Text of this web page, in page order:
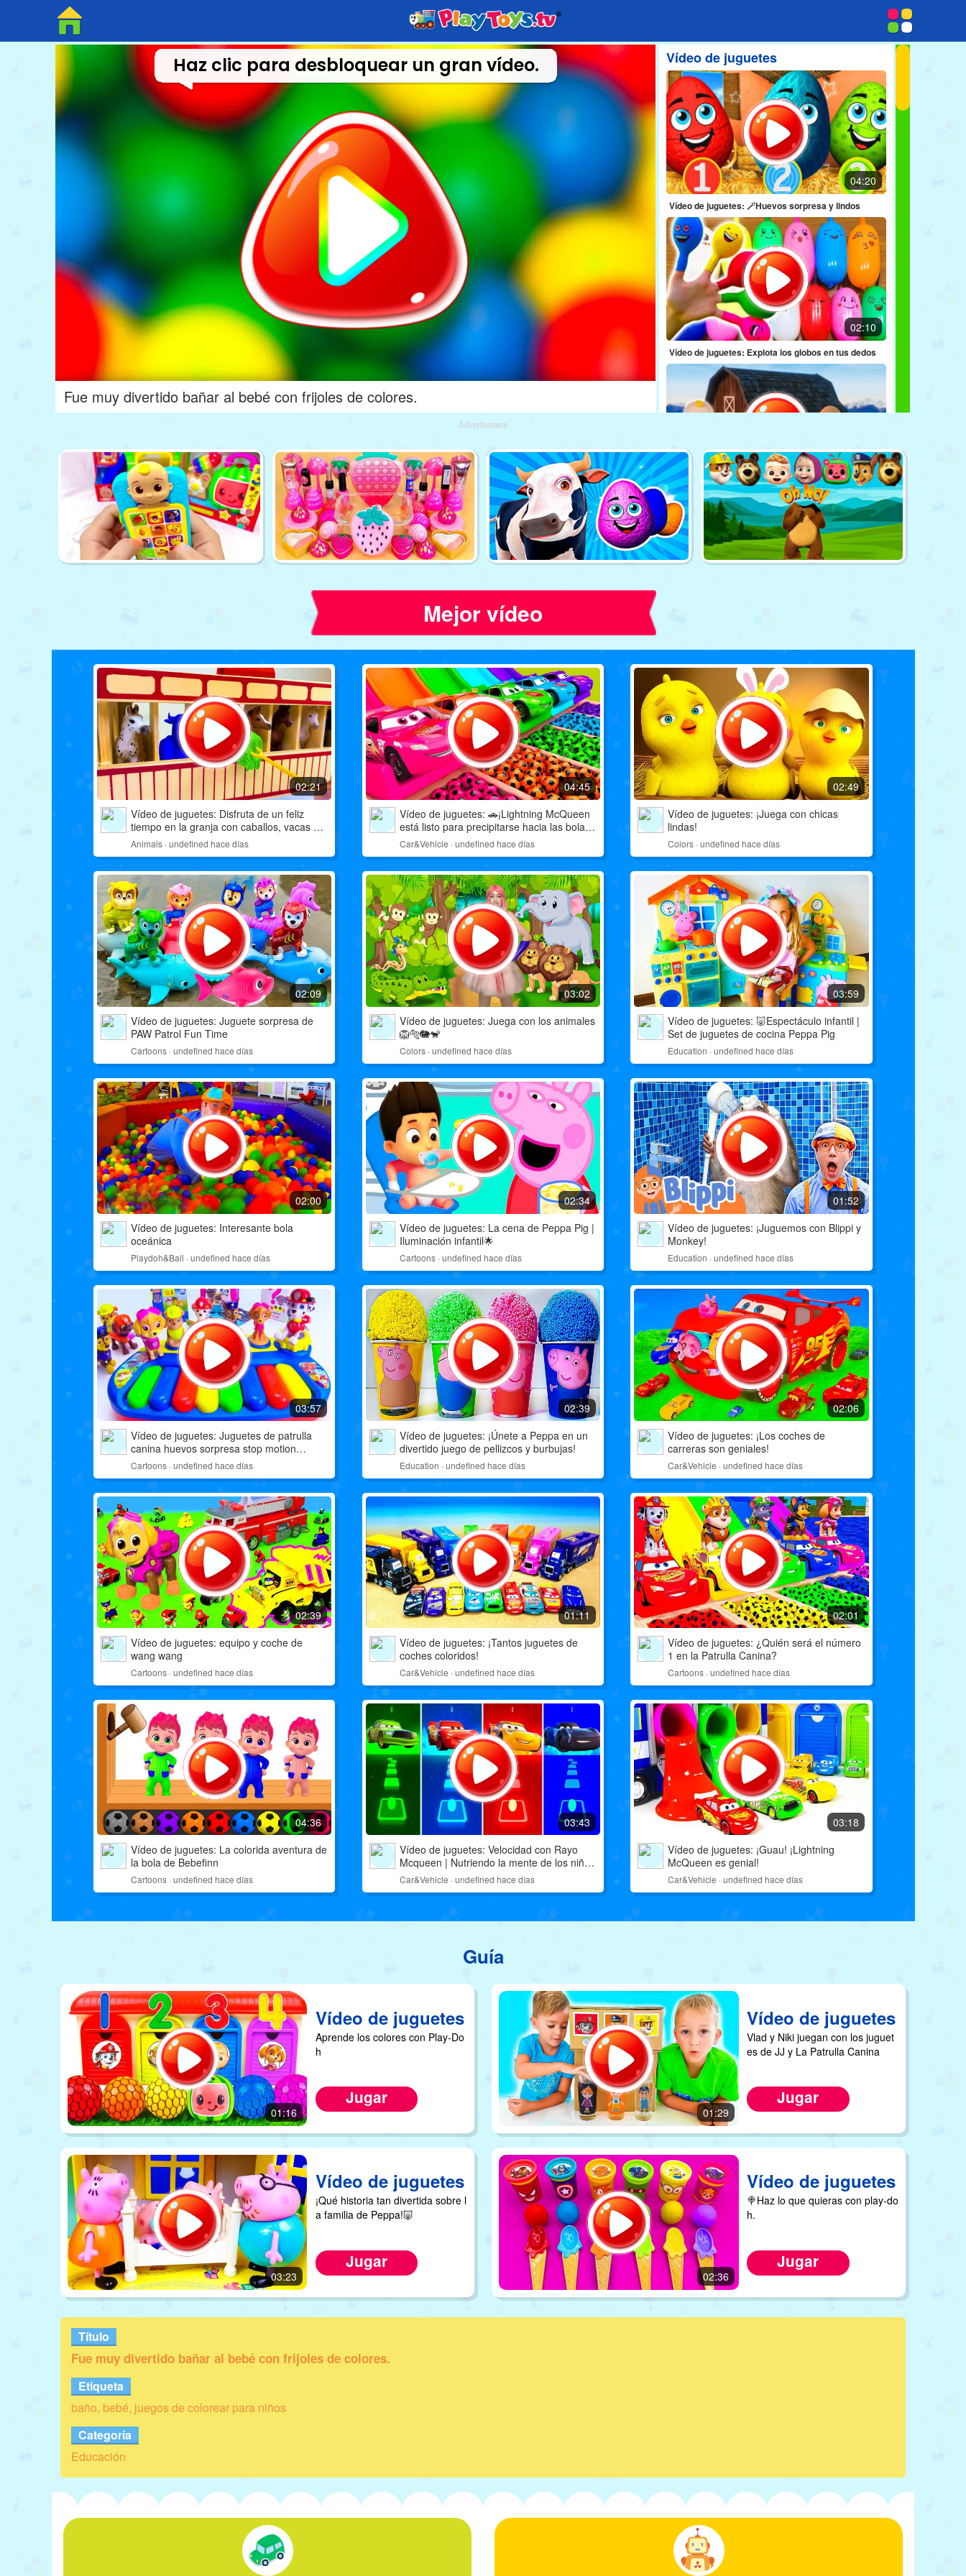
Haz clic para desbloquear un gran vídeo.
Fue muy divertido bañar al bebé con frijoles de colores.
Vídeo de juguetes
04:20
Vídeo de juguetes: 🪄Huevos sorpresa y lindos
02:10
Vídeo de juguetes: Explota los globos en tus dedos
02:26
Vídeo de juguetes: ¡Abre el Superise Egg con JJ!
cargando 02:24
cargando
cargando 01:48
Vídeo de juguetes: Máscara de pijama genial y juguetes de plastilina
cargando 03:25
cargando 03:36
cargando 03:33
Advertisement
Mejor vídeo
02:21
Vídeo de juguetes: Disfruta de un feliz
tiempo en la granja con caballos, vacas y
ovejas
Animals · undefined hace días
04:45
Vídeo de juguetes: 🚗¡Lightning McQueen
está listo para precipitarse hacia las bolas
del océano!
Car&Vehicle · undefined hace días
02:49
Vídeo de juguetes: ¡Juega con chicas
lindas!
Colors · undefined hace días
02:09
Vídeo de juguetes: Juguete sorpresa de
PAW Patrol Fun Time
Cartoons · undefined hace días
03:02
Vídeo de juguetes: Juega con los animales
🦁🐅🐘🐒
Colors · undefined hace días
03:59
Vídeo de juguetes: 🐷Espectáculo infantil |
Set de juguetes de cocina Peppa Pig
Education · undefined hace días
02:00
Vídeo de juguetes: Interesante bola
oceánica
Playdoh&Ball · undefined hace días
02:34
Vídeo de juguetes: La cena de Peppa Pig |
Iluminación infantil🌟
Cartoons · undefined hace días
01:52
Vídeo de juguetes: ¡Juguemos con Blippi y
Monkey!
Education · undefined hace días
03:57
Vídeo de juguetes: Juguetes de patrulla
canina huevos sorpresa stop motion
historia divertida
Cartoons · undefined hace días
02:39
Vídeo de juguetes: ¡Únete a Peppa en un
divertido juego de pellizcos y burbujas!
Education · undefined hace días
02:06
Vídeo de juguetes: ¡Los coches de
carreras son geniales!
Car&Vehicle · undefined hace días
02:39
Vídeo de juguetes: equipo y coche de
wang wang
Cartoons · undefined hace días
01:11
Vídeo de juguetes: ¡Tantos juguetes de
coches coloridos!
Car&Vehicle · undefined hace días
02:01
Vídeo de juguetes: ¿Quién será el número
1 en la Patrulla Canina?
Cartoons · undefined hace días
04:36
Vídeo de juguetes: La colorida aventura de
la bola de Bebefinn
Cartoons · undefined hace días
03:43
Vídeo de juguetes: Velocidad con Rayo
Mcqueen | Nutriendo la mente de los niños
🧠
Car&Vehicle · undefined hace días
03:18
Vídeo de juguetes: ¡Guau! ¡Lightning
McQueen es genial!
Car&Vehicle · undefined hace días
Guía
01:16
Vídeo de juguetes
Aprende los colores con Play-Do
h
Jugar
01:29
Vídeo de juguetes
Vlad y Niki juegan con los juguet
es de JJ y La Patrulla Canina
Jugar
03:23
Vídeo de juguetes
¡Qué historia tan divertida sobre l
a familia de Peppa!🐷
Jugar
02:36
Vídeo de juguetes
🍭Haz lo que quieras con play-do
h.
Jugar
Título
Fue muy divertido bañar al bebé con frijoles de colores.
Etiqueta
baño, bebé, juegos de colorear para niños
Categoría
Educación